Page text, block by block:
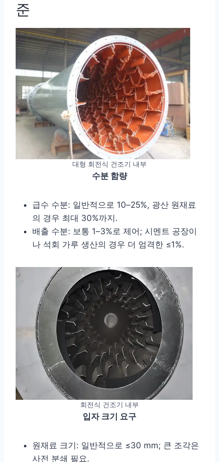
준
대형 회전식 건조기 내부
수분 함량
급수 수분: 일반적으로 10–25%, 광산 원재료
의 경우 최대 30%까지.
배출 수분: 보통 1–3%로 제어; 시멘트 공장이
나 석회 가루 생산의 경우 더 엄격한 ≤1%.
회전식 건조기 내부
입자 크기 요구
원재료 크기: 일반적으로 ≤30 mm; 큰 조각은
사전 분쇄 필요.